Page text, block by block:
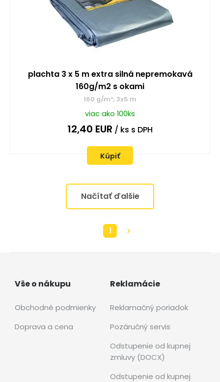
plachta 3 x 5 m extra silná nepremokavá
160g/m2 s okami
160 g/m²; 3x5 m
viac ako 100ks
12,40 EUR / ks s DPH
Kúpiť
Načítať ďalšie
1
Vše o nákupu
Obchodné podmienky
Doprava a cena
Reklamácie
Reklamačný poriadok
Pozáručný servis
Odstupenie od kupnej
zmluvy (DOCX)
Odstupenie od kupnej